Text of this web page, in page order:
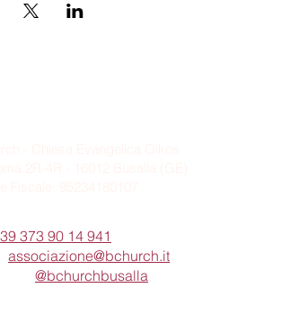
373 90 14 941
associazione@bchurch.it
@bchurchbusalla